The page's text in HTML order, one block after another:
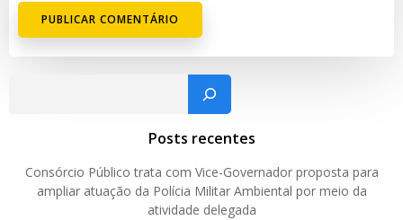
Pesquisar
Posts recentes
Consórcio Público trata com Vice-Governador proposta para
ampliar atuação da Polícia Militar Ambiental por meio da
atividade delegada